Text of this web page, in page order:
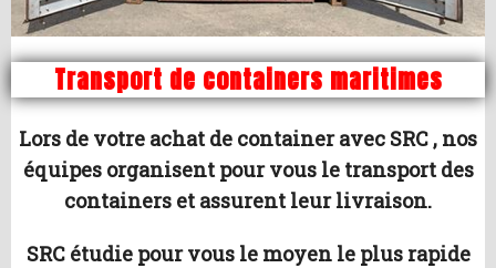
Transport de containers maritimes
Lors de votre achat de container avec SRC , nos
équipes organisent pour vous le transport des
containers et assurent leur livraison.
SRC étudie pour vous le moyen le plus rapide